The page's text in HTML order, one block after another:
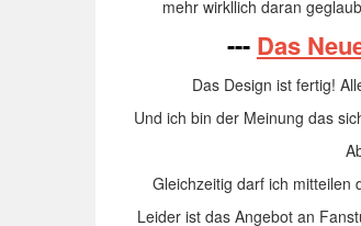
mehr wirkllich daran
--- Das
Das Design ist fertig!
Und ich bin der Meinung das
Gleichzeitig darf ich mitteilen
Leider ist das Angebot an